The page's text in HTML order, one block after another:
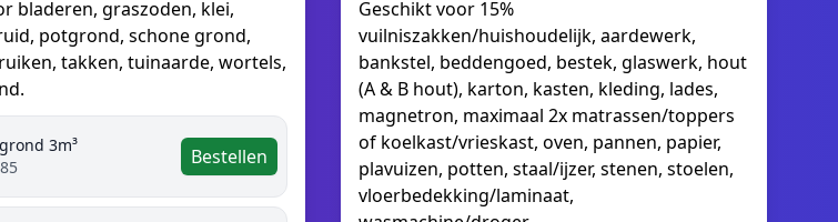
bladeren, graszoden, klei,
potgrond, schone grond,
takken, tuinaarde, wortels,
3m³
Bestellen
Geschikt voor 15%
vuilniszakken/huishoudelijk, aardewerk,
bankstel, beddengoed, bestek, glaswerk, hout
(A & B hout), karton, kasten, kleding, lades,
magnetron, maximaal 2x matrassen/toppers
of koelkast/vrieskast, oven, pannen, papier,
plavuizen, potten, staal/ijzer, stenen, stoelen,
vloerbedekking/laminaat,